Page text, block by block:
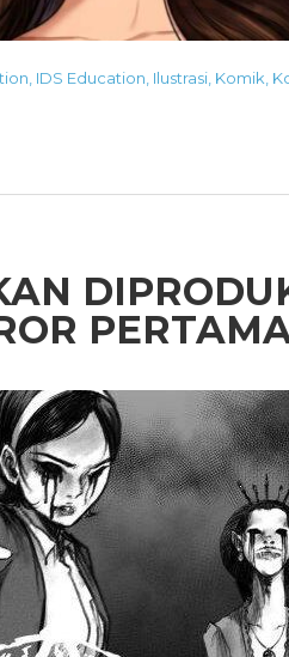
IDS Education Ilustrasi Komik